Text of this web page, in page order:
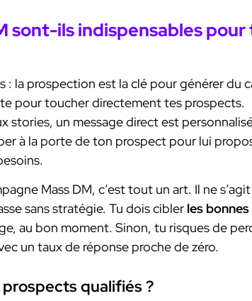
sont-ils indispensables pour
: la prospection est la clé pour générer du
pour toucher directement tes prospects.
stories, un message direct est
à la porte de ton prospect pour lui
Mass DM, c’est tout un art. Il ne
sans stratégie. Tu dois cibler les bonnes
au bon moment. Sinon, tu risques de
un taux de réponse proche de zéro.
qualifiés ?